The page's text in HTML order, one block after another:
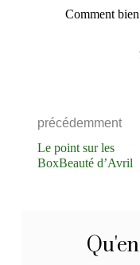
Comment
précédemment
Le point sur les
BoxBeauté d’Avril